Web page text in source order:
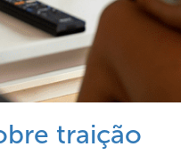
traição